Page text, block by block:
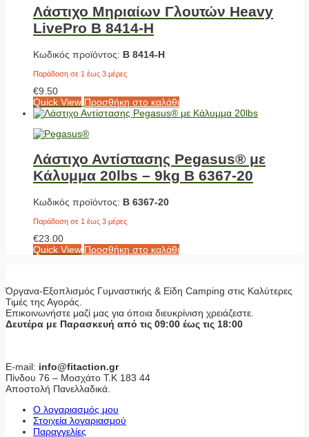
Λάστιχο Μηριαίων Γλουτών Heavy
LivePro Β 8414-H
Κωδικός προϊόντος: Β 8414-H
Παράδοση σε 1 έως 3 μέρες
€9.50
Quick View Προσθήκη στο καλάθι
Λάστιχο Αντίστασης Pegasus® με
Κάλυμμα 20lbs – 9kg Β 6367-20
Κωδικός προϊόντος: Β 6367-20
Παράδοση σε 1 έως 3 μέρες
€23.00
Quick View Προσθήκη στο καλάθι
Όργανα-Εξοπλισμός Γυμναστικής & Είδη Camping στις Καλύτερες
Τιμές της Αγοράς.
Επικοινωνήστε μαζί μας για όποια διευκρίνιση χρειάζεστε.
Δευτέρα με Παρασκευή από τις 09:00 έως τις 18:00
E-mail: info@fitaction.gr
Πίνδου 76 – Μοσχάτο Τ.Κ 183 44
Αποστολή Πανελλαδικά.
Ο λογαριασμός μου
Στοιχεία λογαριασμού
Παραγγελίες